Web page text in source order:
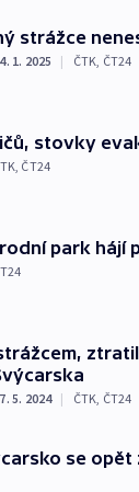
strážce
1. 2025 | ČTK, ČT24
stovky
, ČT24
park hájí
5. 2024 | ČTK, ČT24
se